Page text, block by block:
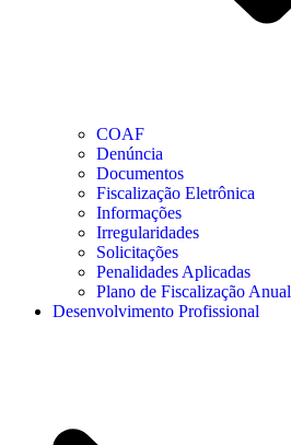
COAF
Denúncia
Documentos
Fiscalização Eletrônica
Informações
Irregularidades
Solicitações
Penalidades Aplicadas
Plano de Fiscalização Anual
Desenvolvimento Profissional